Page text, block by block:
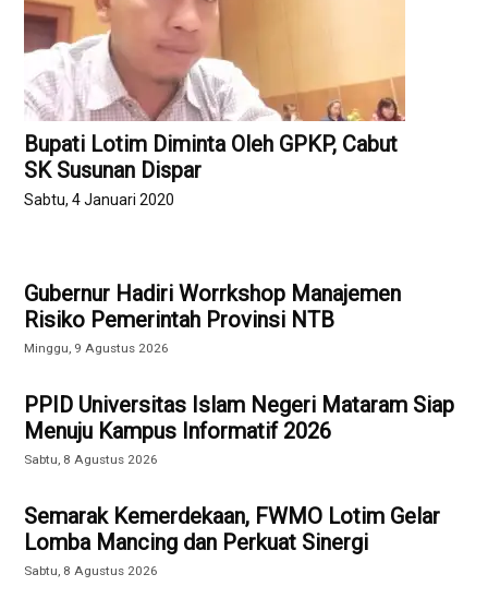
Bupati Lotim Diminta Oleh GPKP, Cabut
SK Susunan Dispar
Sabtu, 4 Januari 2020
Gubernur Hadiri Worrkshop Manajemen
Risiko Pemerintah Provinsi NTB
Minggu, 9 Agustus 2026
PPID Universitas Islam Negeri Mataram Siap
Menuju Kampus Informatif 2026
Sabtu, 8 Agustus 2026
Semarak Kemerdekaan, FWMO Lotim Gelar
Lomba Mancing dan Perkuat Sinergi
Sabtu, 8 Agustus 2026